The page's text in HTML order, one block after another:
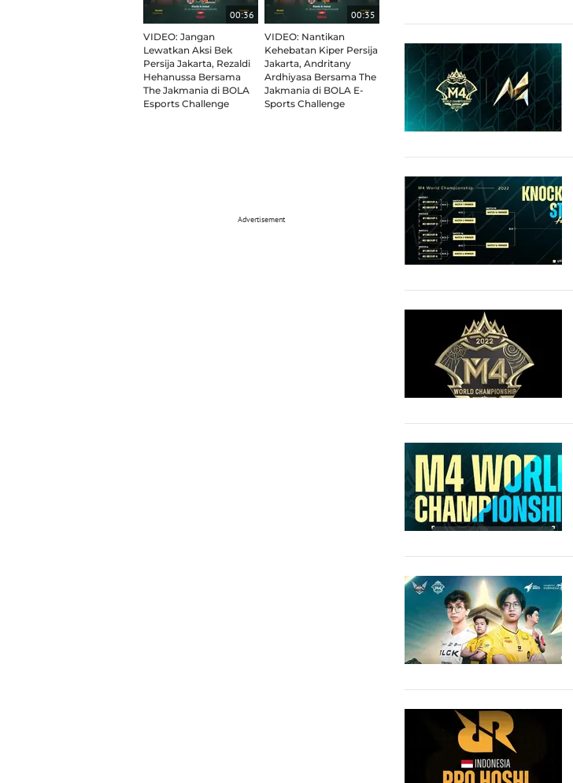
00:36
VIDEO: Jangan
Lewatkan Aksi Bek
Persija Jakarta, Rezaldi
Hehanussa Bersama
The Jakmania di BOLA
Esports Challenge
00:35
VIDEO: Nantikan
Kehebatan Kiper Persija
Jakarta, Andritany
Ardhiyasa Bersama The
Jakmania di BOLA E-
Sports Challenge
Advertisement